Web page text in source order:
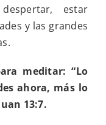
estar
y las grandes
meditar: “Lo
ahora, más lo
13:7.